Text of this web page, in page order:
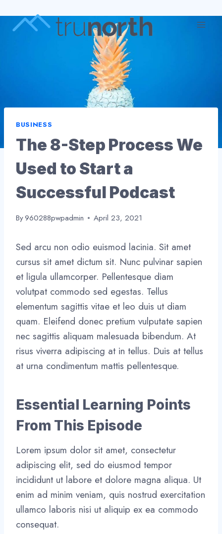
BUSINESS
The 8-Step Process We
Used to Start a
Successful Podcast
By960288pwpadmin April 23, 2021
Sed arcu non odio euismod lacinia. Sit amet
cursus sit amet dictum sit. Nunc pulvinar sapien
et ligula ullamcorper. Pellentesque diam
volutpat commodo sed egestas. Tellus
elementum sagittis vitae et leo duis ut diam
quam. Eleifend donec pretium vulputate sapien
nec sagittis aliquam malesuada bibendum. At
risus viverra adipiscing at in tellus. Duis at tellus
at urna condimentum mattis pellentesque.
Essential Learning Points
From This Episode
Lorem ipsum dolor sit amet, consectetur
adipiscing elit, sed do eiusmod tempor
incididunt ut labore et dolore magna aliqua. Ut
enim ad minim veniam, quis nostrud exercitation
ullamco laboris nisi ut aliquip ex ea commodo
consequat.